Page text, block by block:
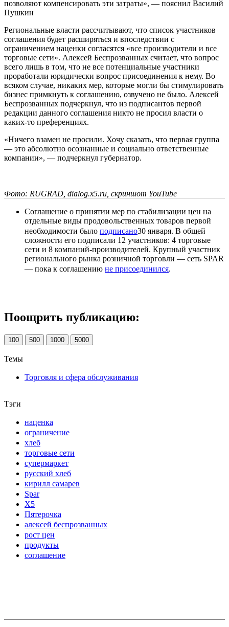
позволяют компенсировать эти затраты», — пояснил Василий
Пушкин
Региональные власти рассчитывают, что список участников
соглашения будет расширяться и впоследствии с
ограничением наценки согласятся «все производители и все
торговые сети». Алексей Беспрозванных считает, что вопрос
всего лишь в том, что не все потенциальные участники
проработали юридически вопрос присоединения к нему. Во
всяком случае, никаких мер, которые могли бы стимулировать
бизнес примкнуть к соглашению, озвучено не было. Алексей
Беспрозванных подчеркнул, что из подписантов первой
редакции данного соглашения никто не просил власти о
каких-то преференциях.
«Ничего взамен не просили. Хочу сказать, что первая группа
— это абсолютно осознанные и социально ответственные
компании», — подчеркнул губернатор.
Фото: RUGRAD, dialog.x5.ru, скриншот YouTube
Соглашение о принятии мер по стабилизации цен на
отдельные виды продовольственных товаров первой
необходимости было подписано30 января. В общей
сложности его подписали 12 участников: 4 торговые
сети и 8 компаний-производителей. Крупный участник
регионального рынка розничной торговли — сеть SPAR
— пока к соглашению не присоединился.
Поощрить публикацию:
100 500 1000 5000
Темы
Торговля и сфера обслуживания
Тэги
наценка
ограничение
хлеб
торговые сети
супермаркет
русский хлеб
кирилл самарев
Spar
X5
Пятерочка
алексей беспрозванных
рост цен
продукты
соглашение